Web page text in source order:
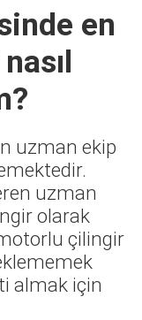
en
uzman ekip
uzman
olarak
çilingir
almak için